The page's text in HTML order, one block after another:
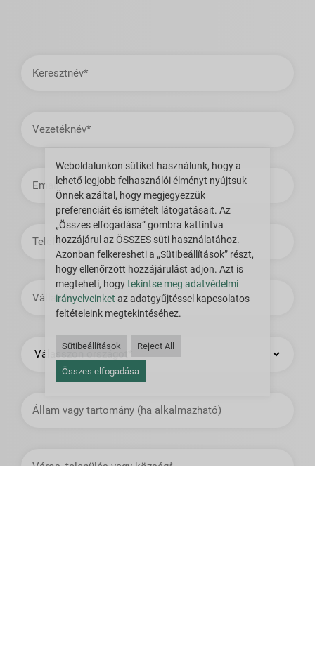
mail
cím
vagy
tartomány
település
Weboldalunkon sütiket használunk, hogy a
lehető legjobb felhasználói élményt nyújtsuk
Önnek azáltal, hogy megjegyezzük
preferenciáit és ismételt látogatásait. Az
„Összes elfogadása” gombra kattintva
hozzájárul az ÖSSZES süti használatához.
Azonban felkeresheti a „Sütibeállítások” részt,
hogy ellenőrzött hozzájárulást adjon. Azt is
megteheti, hogytekintse meg adatvédelmi
irányelveinket az adatgyűjtéssel kapcsolatos
feltételeink megtekintéséhez.
Sütibeállítások Reject All
Összes elfogadása